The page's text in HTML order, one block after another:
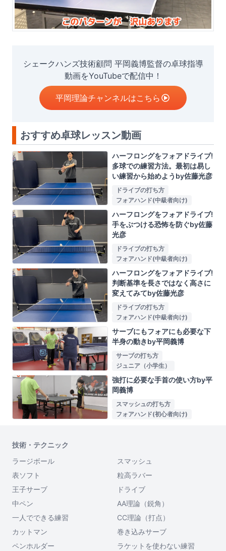
シェークハンズ技術顧問 平岡義博監督の卓球指導
動画をYouTubeで配信中！
平岡理論チャンネルはこちら
おすすめ卓球レッスン動画
ハーフロングをフォアドライブ!
多球での練習方法。最初は易し
い練習から始めようby佐藤光彦
ドライブの打ち方
フォアハンド(中級者向け)
ハーフロングをフォアドライブ!
手をぶつける恐怖を防ぐby佐藤
光彦
ドライブの打ち方
フォアハンド(中級者向け)
ハーフロングをフォアドライブ!
判断基準を長さではなく高さに
変えてみてby佐藤光彦
ドライブの打ち方
フォアハンド(中級者向け)
サーブにもフォアにも必要な下
半身の動きby平岡義博
サーブの打ち方
ジュニア（小学生）
強打に必要な手首の使い方by平
岡義博
スマッシュの打ち方
フォアハンド(初心者向け)
技術・テクニック
ラージボール
スマッシュ
表ソフト
粒高ラバー
王子サーブ
ドライブ
中ペン
AA理論（鋭角）
一人でできる練習
CC理論（打点）
カットマン
巻き込みサーブ
ペンホルダー
ラケットを使わない練習